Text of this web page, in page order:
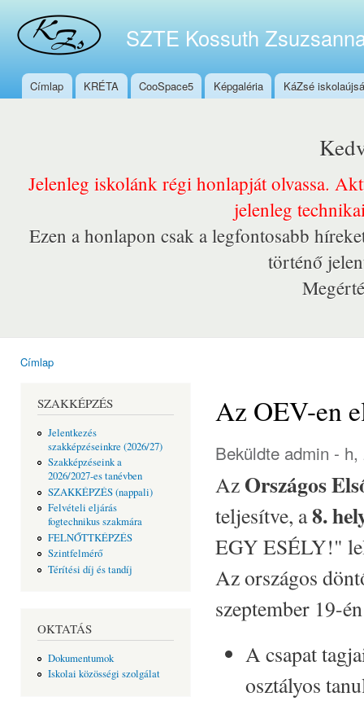
SZTE Kossuth
Főmenü
Címlap KRÉTA CooSpace5 Képgaléria KáZsé
Jelenleg iskolánk régi honlapját olvassa.
jelenleg
Ezen a honlapon csak a legfontosabb
történő
Címlap
SZAKKÉPZÉS
Jelentkezés
szakképzéseinkre (2026/27)
Szakképzéseink a
2026/2027-es tanévben
SZAKKÉPZÉS (nappali)
Felvételi eljárás
fogtechnikus szakmára
FELNŐTTKÉPZÉS
Szintfelmérő
Térítési díj és tandíj
OKTATÁS
Dokumentumok
Iskolai közösségi szolgálat
Az OEV-en
Beküldte admin - h,
Az Országos
teljesítve, a8.
EGY ESÉLY!"
Az országos
szeptember 19-
A csapat
osztályos